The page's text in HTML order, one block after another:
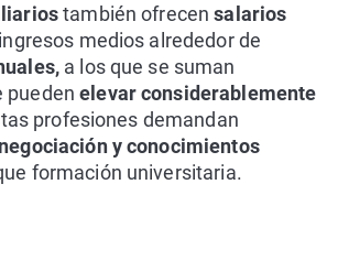
también ofrecensalarios
medios alrededor de
a los que se suman
puedenelevar considerablemente
profesiones demandan
y conocimientos
formación universitaria.